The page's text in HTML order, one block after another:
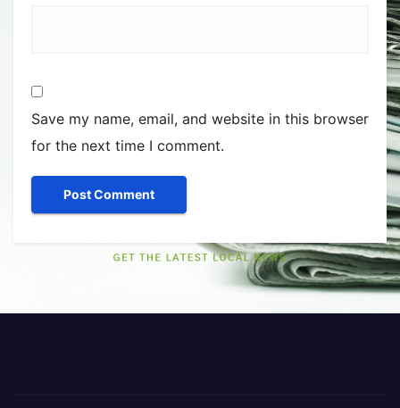
Save my name, email, and website in this browser
for the next time I comment.